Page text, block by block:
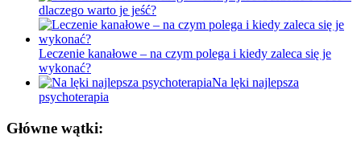
dlaczego warto je jeść?
Leczenie kanałowe – na czym polega i kiedy zaleca się je
wykonać?
Na lęki najlepsza
psychoterapia
Główne wątki: